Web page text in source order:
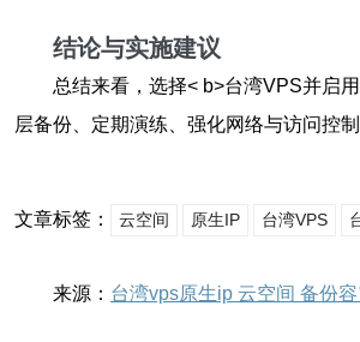
结论与实施建议
总结来看，选择< b>台湾VPS并启
层备份、定期演练、强化网络与访问控
文章标签： 云空间 原生IP 台湾VPS
来源： 台湾vps原生ip 云空间 备份